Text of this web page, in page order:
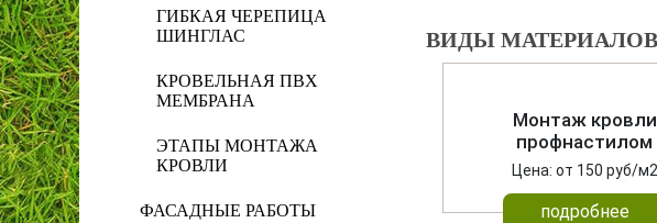
ГИБКАЯ ЧЕРЕПИЦА
ШИНГЛАС
КРОВЕЛЬНАЯ ПВХ
МЕМБРАНА
ЭТАПЫ МОНТАЖА
КРОВЛИ
ФАСАДНЫЕ РАБОТЫ
ВИДЫ
Монтаж кровли
профнастилом
Цена: от 150 руб/м2
подробнее